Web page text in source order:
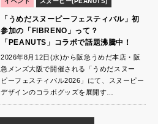
「うめだスヌーピーフェスティバル」初
参加の「FIBRENO」って？
「PEANUTS」コラボで話題沸騰中！
2026年8月12日(水)から阪急うめだ本店・阪
急メンズ大阪で開催される「うめだスヌー
ピーフェスティバル2026」にて、スヌーピー
デザインのコラボグッズを展開す…